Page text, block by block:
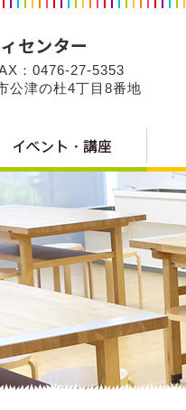
：0476-27-5353
公津の杜4丁目8番地